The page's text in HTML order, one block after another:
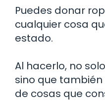
Puedes donar
cualquier cosa
estado.
Al hacerlo, no
sino que
de cosas que